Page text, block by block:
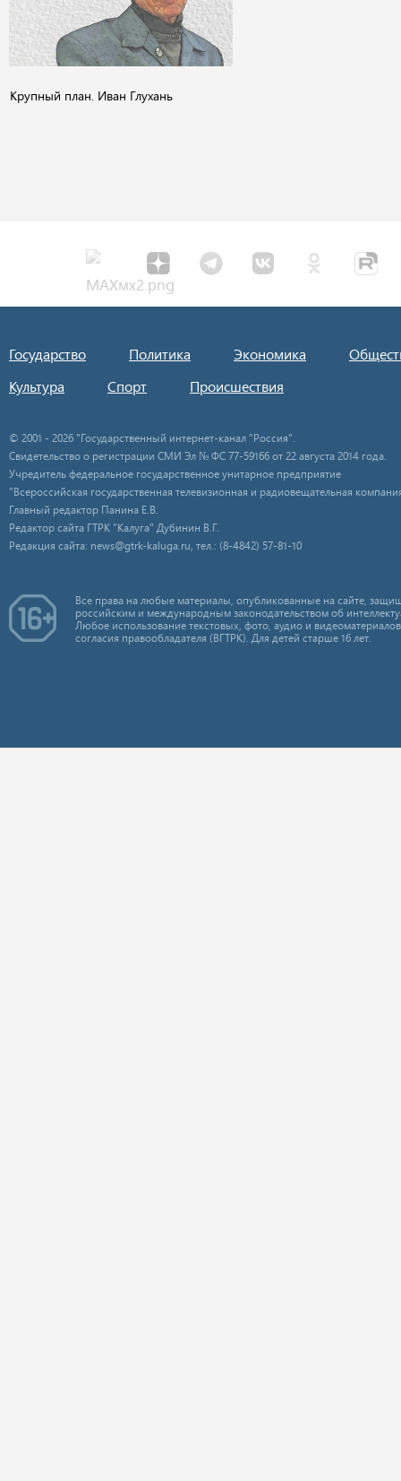
Крупный план. Иван Глухань
Государство Политика Экономика
Культура
Спорт Происшествия
© 2001 - 2026 "Государственный интернет-канал "Россия".
Свидетельство о регистрации СМИ Эл № ФС 77-59166 от 22 августа 2014 года.
Учредитель федеральное государственное унитарное предприятие
"Всероссийская государственная телевизионная и радиовещательная
Главный редактор Панина Е.В.
Редактор сайта ГТРК "Калуга" Дубинин В.Г.
Редакция сайта: news@gtrk-kaluga.ru, тел.: (8-4842) 57-81-10
Все права на любые материалы, опубликованные на сайте,
российским и международным законодательством об
Любое использование текстовых, фото, аудио и
согласия правообладателя (ВГТРК). Для детей старше 16 лет.